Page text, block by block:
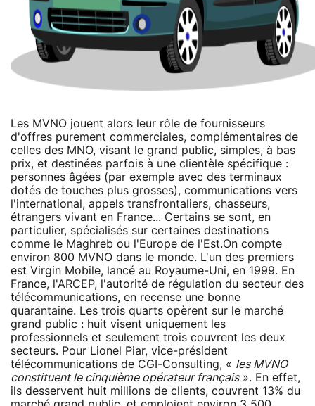
Les MVNO jouent alors leur rôle de fournisseurs
d'offres purement commerciales, complémentaires de
celles des MNO, visant le grand public, simples, à bas
prix, et destinées parfois à une clientèle spécifique :
personnes âgées (par exemple avec des terminaux
dotés de touches plus grosses), communications vers
l'international, appels transfrontaliers, chasseurs,
étrangers vivant en France... Certains se sont, en
particulier, spécialisés sur certaines destinations
comme le Maghreb ou l'Europe de l'Est.On compte
environ 800 MVNO dans le monde. L'un des premiers
est Virgin Mobile, lancé au Royaume-Uni, en 1999. En
France, l'ARCEP, l'autorité de régulation du secteur des
télécommunications, en recense une bonne
quarantaine. Les trois quarts opèrent sur le marché
grand public : huit visent uniquement les
professionnels et seulement trois couvrent les deux
secteurs. Pour Lionel Piar, vice-président
télécommunications de CGI-Consulting, « les MVNO
constituent le cinquième opérateur français». En effet,
ils desservent huit millions de clients, couvrent 13% du